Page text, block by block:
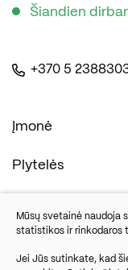
Šiandien
+370 5
Įmonė
Plytelės
Naudinga
Kontaktai
Mūsų svetainė naudoja
statistikos ir rinkodaros
Jei Jūs sutinkate, kad